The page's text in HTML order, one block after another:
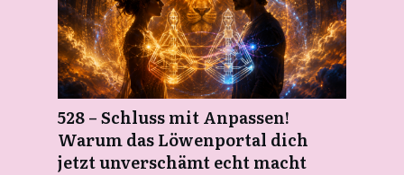
528 – Schluss mit Anpassen!
Warum das Löwenportal dich
jetzt unverschämt echt macht